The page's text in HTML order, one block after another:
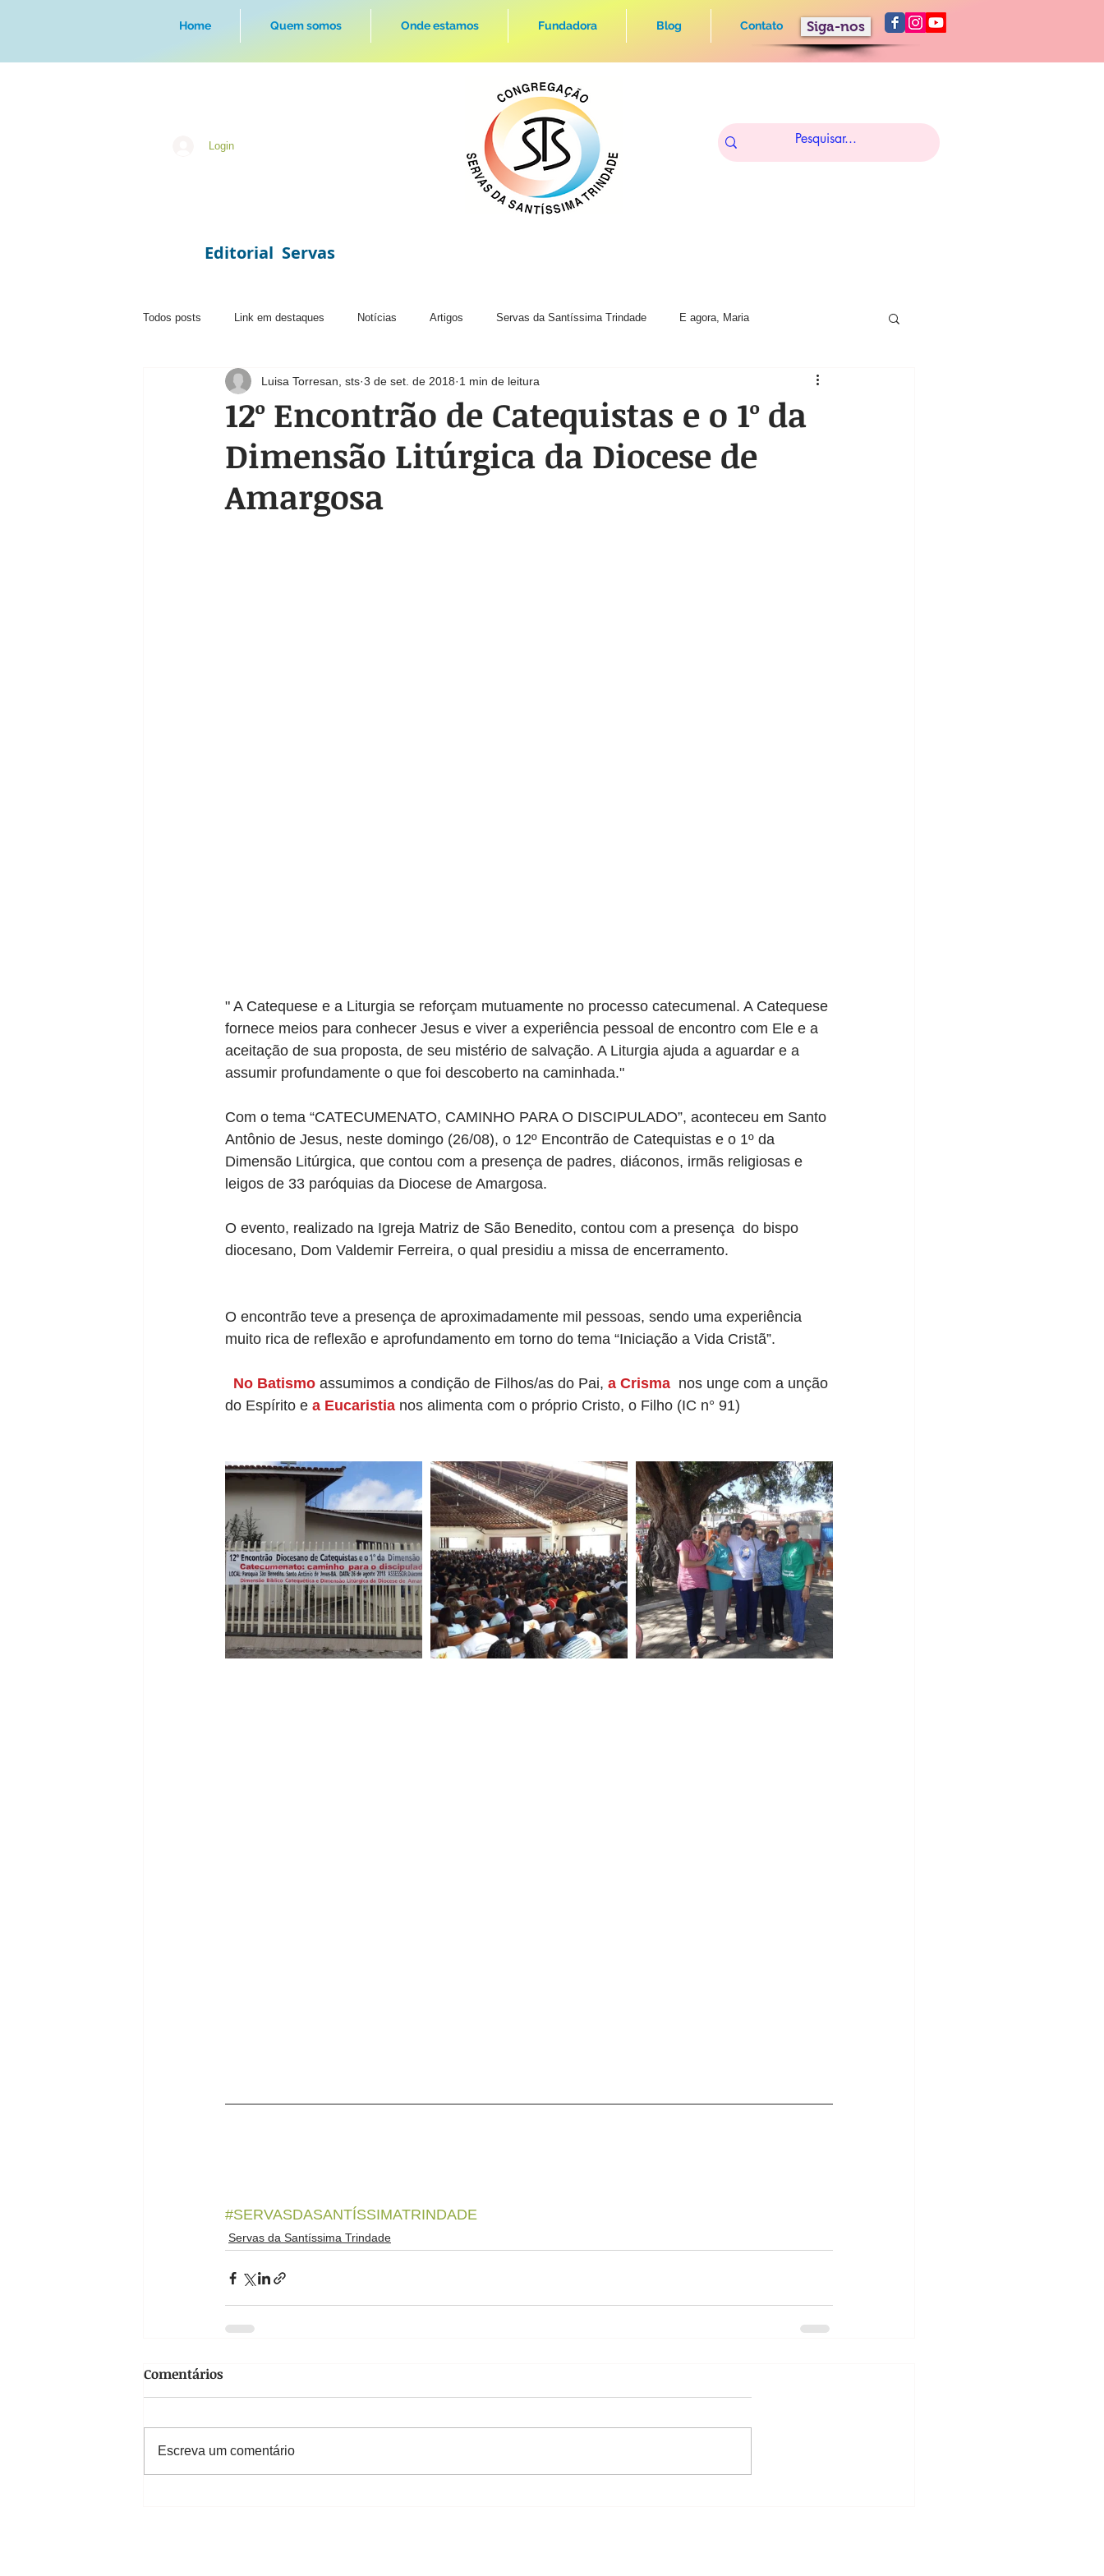
Siga-nos
Home Quem somos Onde estamos Fundadora Blog Contato
Login
Editorial Servas
Todos posts Link em destaques Notícias Artigos Servas da Santíssima Trindade E agora, Maria
Eventos na Ermida Espiritualidade Destaque O segredo de Um Grande Amor Testemunho
Mensagem Mês da Bíblia
12º Encontrão de Catequistas e o 1º da
Dimensão Litúrgica da Diocese de
Amargosa
Luisa Torresan, sts 3 de set. de 2018 1 min de leitura
" A Catequese e a Liturgia se reforçam mutuamente no processo catecumenal. A Catequese
fornece meios para conhecer Jesus e viver a experiência pessoal de encontro com Ele e a
aceitação de sua proposta, de seu mistério de salvação. A Liturgia ajuda a aguardar e a
assumir profundamente o que foi descoberto na caminhada."
Com o tema “CATECUMENATO, CAMINHO PARA O DISCIPULADO”, aconteceu em Santo
Antônio de Jesus, neste domingo (26/08), o 12º Encontrão de Catequistas e o 1º da
Dimensão Litúrgica, que contou com a presença de padres, diáconos, irmãs religiosas e
leigos de 33 paróquias da Diocese de Amargosa.
O evento, realizado na Igreja Matriz de São Benedito, contou com a presença  do bispo
diocesano, Dom Valdemir Ferreira, o qual presidiu a missa de encerramento.
O encontrão teve a presença de aproximadamente mil pessoas, sendo uma experiência
muito rica de reflexão e aprofundamento em torno do tema “Iniciação a Vida Cristã”.
No Batismo assumimos a condição de Filhos/as do Pai, a Crisma
  nos unge com a unção
do Espírito e a Eucaristia nos alimenta com o próprio Cristo, o Filho (IC n° 91)
#SERVASDASANTÍSSIMATRINDADE
Servas da Santíssima Trindade
Comentários
Escreva um comentário